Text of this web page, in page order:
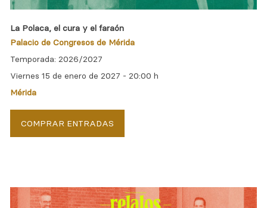
La Polaca, el cura y el faraón
Palacio de Congresos de Mérida
Temporada: 2026/2027
Viernes 15 de enero de 2027 -20:00 h
Mérida
COMPRAR ENTRADAS